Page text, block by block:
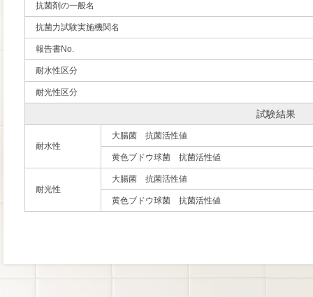
抗菌剤の一般名
抗菌力試験実施機関名
報告書No.
耐水性区分
耐光性区分
試験結果
耐水性
大腸菌 抗菌活性値
黄色ブドウ球菌 抗菌活性値
耐光性
大腸菌 抗菌活性値
黄色ブドウ球菌 抗菌活性値